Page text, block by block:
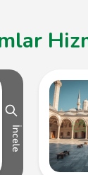
İncele